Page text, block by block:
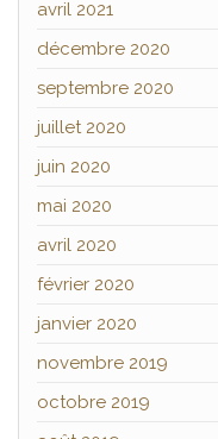
avril 2021
décembre 2020
septembre 2020
juillet 2020
juin 2020
mai 2020
avril 2020
février 2020
janvier 2020
novembre 2019
octobre 2019